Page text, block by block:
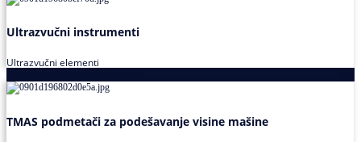
Ultrazvučni instrumenti
Ultrazvučni elementi
TMAS podmetači za podešavanje visine mašine